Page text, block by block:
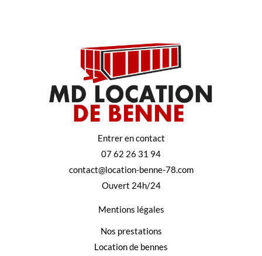
Entrer en contact
07 62 26 31 94
contact@location-benne-78.com
Ouvert 24h/24
Mentions légales
Nos prestations
Location de bennes